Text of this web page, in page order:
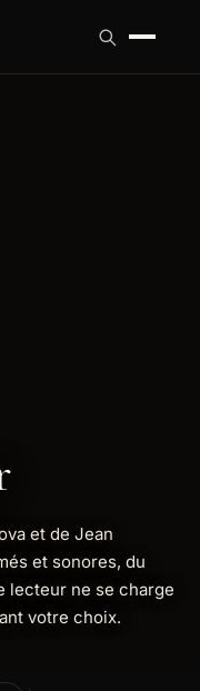
et de Jean
et sonores, du
lecteur ne se charge
votre choix.